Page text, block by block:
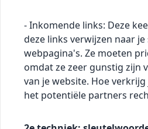
- Inkomende links: Deze
deze links verwijzen naar
webpagina's. Ze moeten
omdat ze zeer gunstig zijn
van je website. Hoe
het potentiële partners